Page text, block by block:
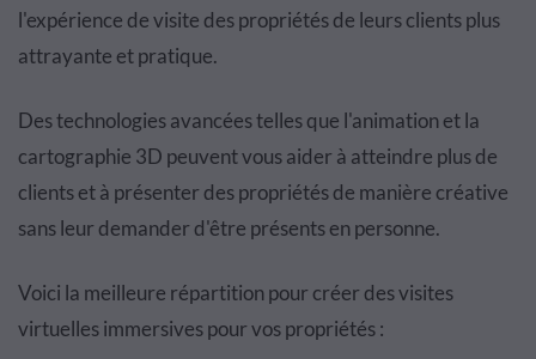
l'expérience de visite des propriétés de leurs clients plus
attrayante et pratique.
Des technologies avancées telles que l'animation et la
cartographie 3D peuvent vous aider à atteindre plus de
clients et à présenter des propriétés de manière créative
sans leur demander d'être présents en personne.
Voici la meilleure répartition pour créer des visites
virtuelles immersives pour vos propriétés :